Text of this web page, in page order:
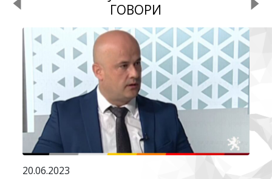
ГОВОРИ
20.06.2023